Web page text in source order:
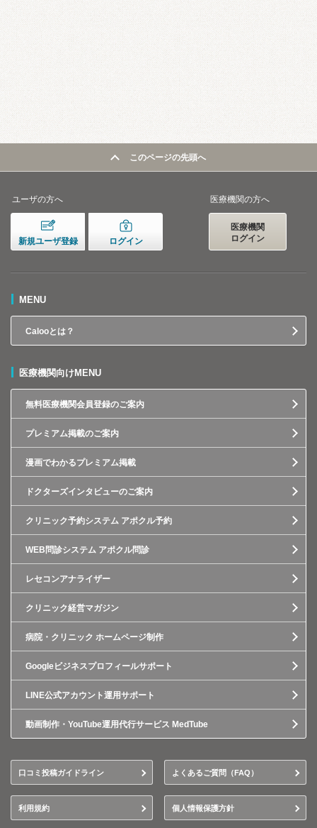
このページの先頭へ
ユーザの方へ
新規ユーザ登録 ログイン
医療機関の方へ
医療機関
ログイン
MENU
Calooとは？
医療機関向けMENU
無料医療機関会員登録のご案内
プレミアム掲載のご案内
漫画でわかるプレミアム掲載
ドクターズインタビューのご案内
クリニック予約システム アポクル予約
WEB問診システム アポクル問診
レセコンアナライザー
クリニック経営マガジン
病院・クリニック ホームページ制作
Googleビジネスプロフィールサポート
LINE公式アカウント運用サポート
動画制作・YouTube運用代行サービス MedTube
口コミ投稿ガイドライン よくあるご質問（FAQ）
利用規約 個人情報保護方針